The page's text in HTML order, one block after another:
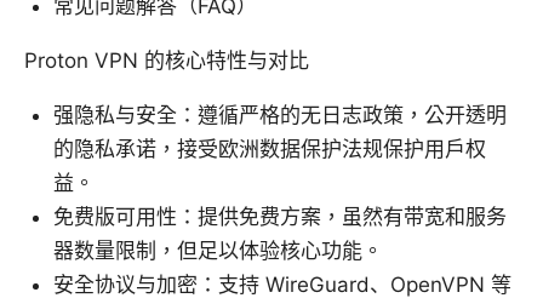
常见问题解答（FAQ）
Proton VPN 的核心特性与对比
强隐私与安全：遵循严格的无日志政策，公开透明
的隐私承诺，接受欧洲数据保护法规保护用户权
益。
免费版可用性：提供免费方案，虽然有带宽和服务
器数量限制，但足以体验核心功能。
安全协议与加密：支持 WireGuard、OpenVPN 等